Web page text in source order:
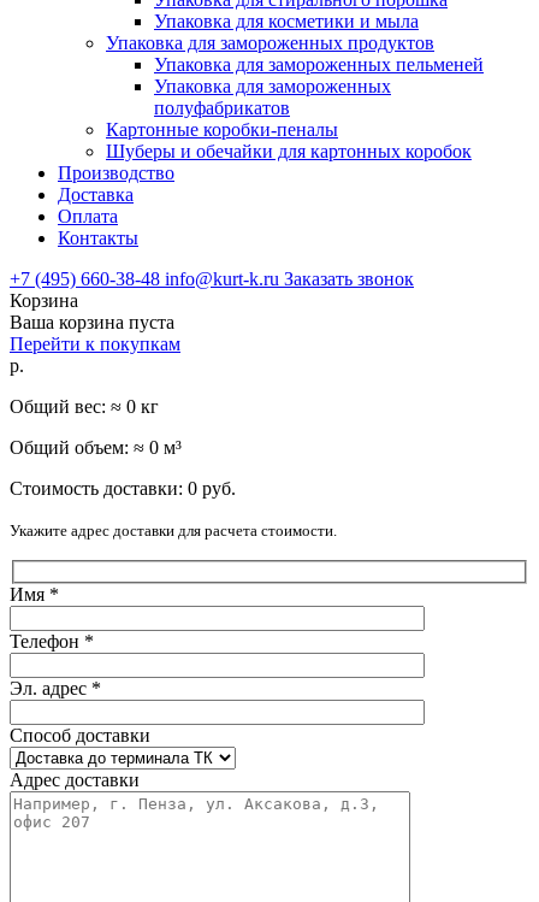
Упаковка для косметики и мыла
Упаковка для замороженных продуктов
Упаковка для замороженных пельменей
Упаковка для замороженных
полуфабрикатов
Картонные коробки-пеналы
Шуберы и обечайки для картонных коробок
Производство
Доставка
Оплата
Контакты
+7 (495) 660-38-48 info@kurt-k.ru Заказать звонок
Корзина
Ваша корзина пуста
Перейти к покупкам
р.
Общий вес: ≈ 0 кг
Общий объем: ≈ 0 м³
Стоимость доставки: 0 руб.
Укажите адрес доставки для расчета стоимости.
Имя *
Телефон *
Эл. адрес *
Способ доставки
Адрес доставки